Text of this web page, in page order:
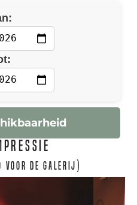
voor de galerij)